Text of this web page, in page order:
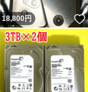
いいね！
18,800円